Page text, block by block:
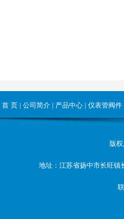
首 页 公司简介| 产品中心| 仪表管阀件
版
地址：江苏省扬中市长旺